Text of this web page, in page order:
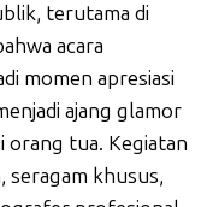
terutama di
acara
momen apresiasi
ajang glamor
orang tua. Kegiatan
seragam khusus,